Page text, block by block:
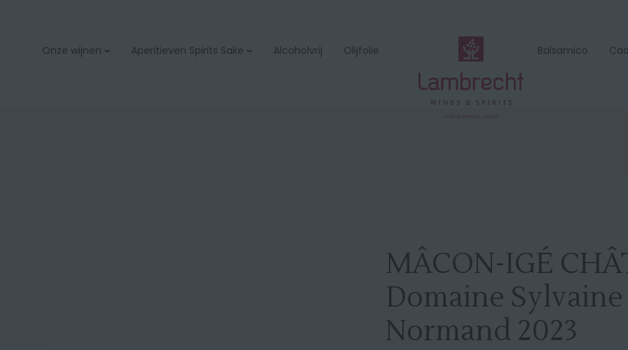
Onze wijnen Aperitieven Spirits Sake Alcoholvrij Olijfolie Balsamico
MÂCON-IGÉ
Domaine
Normand 2023